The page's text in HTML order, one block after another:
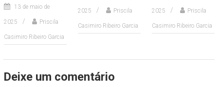
13 de maio de
2025 Priscila
Casimiro Ribeiro Garcia
2025 Priscila
Casimiro Ribeiro Garcia
2025 Priscila
Casimiro Ribeiro Garcia
Deixe um comentário